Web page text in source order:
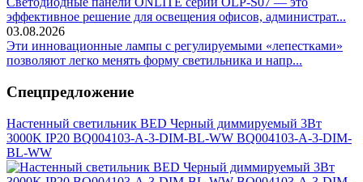
эффективное решение для освещения офисов, администрат...
03.08.2026
Эти инновационные лампы с регулируемыми «лепестками»
позволяют легко менять форму светильника и напр...
Спецпредложение
Настенный светильник BED Черный диммируемый 3Вт
3000K IP20 BQ004103-A-3-DIM-BL-WW BQ004103-A-3-DIM-
BL-WW